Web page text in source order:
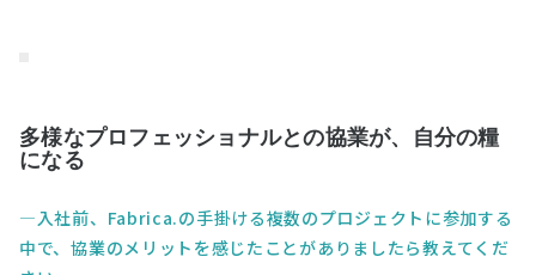
多様なプロフェッショナルとの協業が、自分の糧
になる
入社前、Fabrica.の手掛ける複数のプロジェクトに参加する
中で、協業のメリットを感じたことがありましたら教えてくだ